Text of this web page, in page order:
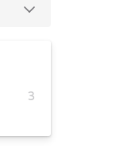
3
soʻm